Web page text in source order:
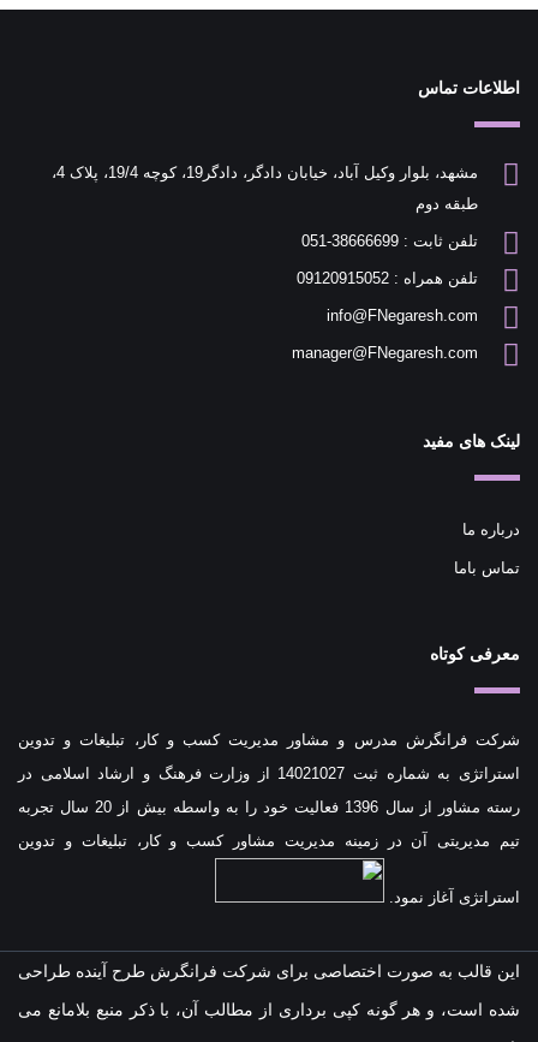
اطلاعات تماس
مشهد، بلوار وکیل آباد، خیابان دادگر، دادگر19، کوچه 19/4، پلاک 4،
طبقه دوم
تلفن ثابت : 38666699-051
تلفن همراه : 09120915052
info@FNegaresh.com
manager@FNegaresh.com
لینک های مفید
درباره ما
تماس باما
معرفی کوتاه
شرکت فرانگرش مدرس و مشاور مدیریت کسب و کار، تبلیغات و تدوین
استراتژی به شماره ثبت 14021027 از وزارت فرهنگ و ارشاد اسلامی در
رسته مشاور از سال 1396 فعالیت خود را به واسطه بیش از 20 سال تجربه
تیم مدیریتی آن در زمینه مدیریت مشاور کسب و کار، تبلیغات و تدوین
استراتژی آغاز نمود.
این قالب به صورت اختصاصی برای شرکت فرانگرش طرح آینده طراحی
شده است، و هر گونه کپی برداری از مطالب آن، با ذکر منبع بلامانع می